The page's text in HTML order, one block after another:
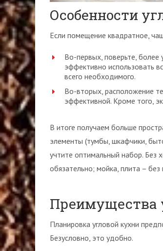
Особенности
Если помещение квадратное,
Во-первых, поверьте,
эффективно использовать
всего необходимого.
Во-вторых, расположение
эффективной. Кроме того,
В итоге получаем больше
элементы (тумбы, шкафчики,
учтите оптимальный набор. Без
обязательно; мойка, плита –
Преимущества
Планировка угловой кухни
Безусловно, это удобно.